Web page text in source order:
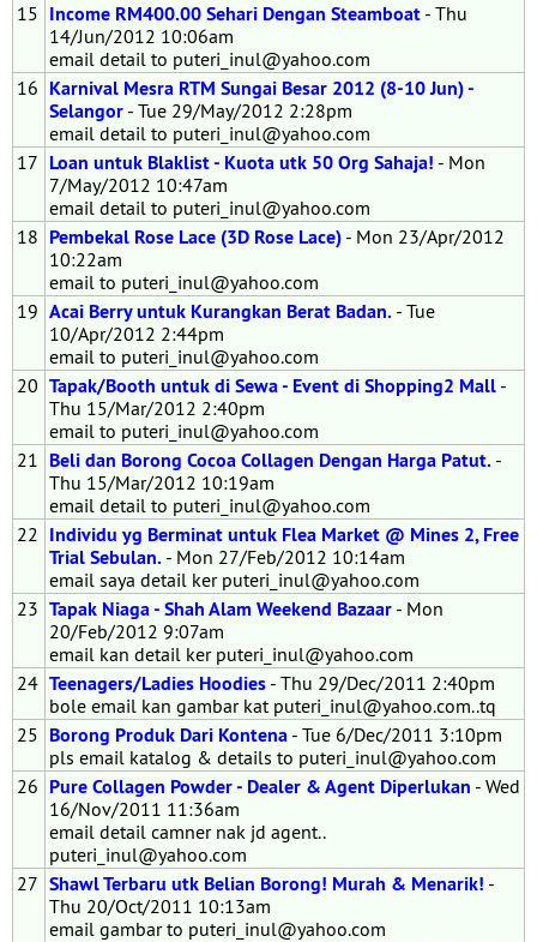
15 Income RM400.00 Sehari Dengan Steamboat - Thu
14/Jun/2012 10:06am
email detail to puteri_inul@yahoo.com
16 Karnival Mesra RTM Sungai Besar 2012 (8-10 Jun) -
Selangor - Tue 29/May/2012 2:28pm
email detail to puteri_inul@yahoo.com
17 Loan untuk Blaklist - Kuota utk 50 Org Sahaja! - Mon
7/May/2012 10:47am
email detail to puteri_inul@yahoo.com
18 Pembekal Rose Lace (3D Rose Lace) - Mon 23/Apr/2012
10:22am
email to puteri_inul@yahoo.com
19 Acai Berry untuk Kurangkan Berat Badan. - Tue
10/Apr/2012 2:44pm
email to puteri_inul@yahoo.com
20 Tapak/Booth untuk di Sewa - Event di Shopping2 Mall -
Thu 15/Mar/2012 2:40pm
email to puteri_inul@yahoo.com
21 Beli dan Borong Cocoa Collagen Dengan Harga Patut. -
Thu 15/Mar/2012 10:19am
email detail to puteri_inul@yahoo.com
22 Individu yg Berminat untuk Flea Market @ Mines 2, Free
Trial Sebulan. - Mon 27/Feb/2012 10:14am
email saya detail ker puteri_inul@yahoo.com
23 Tapak Niaga - Shah Alam Weekend Bazaar - Mon
20/Feb/2012 9:07am
email kan detail ker puteri_inul@yahoo.com
24 Teenagers/Ladies Hoodies - Thu 29/Dec/2011 2:40pm
bole email kan gambar kat puteri_inul@yahoo.com..tq
25 Borong Produk Dari Kontena - Tue 6/Dec/2011 3:10pm
pls email katalog & details to puteri_inul@yahoo.com
26 Pure Collagen Powder - Dealer & Agent Diperlukan - Wed
16/Nov/2011 11:36am
email detail camner nak jd agent..
puteri_inul@yahoo.com
27 Shawl Terbaru utk Belian Borong! Murah & Menarik! -
Thu 20/Oct/2011 10:13am
email gambar to puteri_inul@yahoo.com